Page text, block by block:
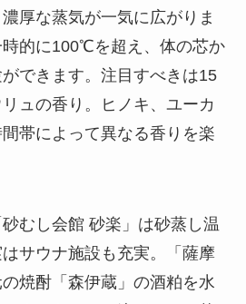
厚な蒸気が一気に広がりま
的に100℃を超え、体の芯か
できます。注目すべきは15
ュの香り。ヒノキ、ユーカ
帯によって異なる香りを楽
むし会館 砂楽」は砂蒸し温
サウナ施設も充実。「薩摩
焼酎「森伊蔵」の酒粕を水